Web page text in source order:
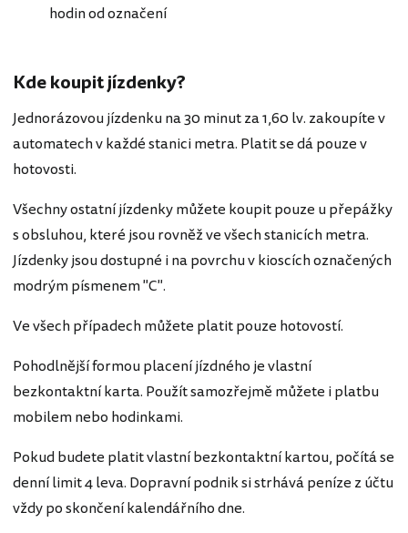
hodin od označení
Kde koupit jízdenky?
Jednorázovou jízdenku na 30 minut za 1,60 lv. zakoupíte v
automatech v každé stanici metra. Platit se dá pouze v
hotovosti.
Všechny ostatní jízdenky můžete koupit pouze u přepážky
s obsluhou, které jsou rovněž ve všech stanicích metra.
Jízdenky jsou dostupné i na povrchu v kioscích označených
modrým písmenem "C".
Ve všech případech můžete platit pouze hotovostí.
Pohodlnější formou placení jízdného je vlastní
bezkontaktní karta. Použít samozřejmě můžete i platbu
mobilem nebo hodinkami.
Pokud budete platit vlastní bezkontaktní kartou, počítá se
denní limit 4 leva. Dopravní podnik si strhává peníze z účtu
vždy po skončení kalendářního dne.